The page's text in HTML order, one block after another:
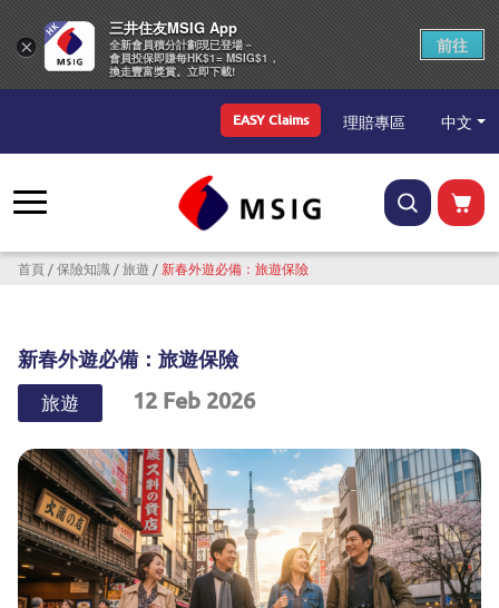
Top Menu
EASY Claims 理賠專區 中文
導航連結
首頁 保險知識 旅遊 新春外遊必備：旅遊保險
新春外遊必備：旅遊保險
旅遊 12 Feb 2026
×
三井住友MSIG App
全新會員積分計劃現已登場－
會員投保即賺每HK$1= MSIG$1，
換走豐富獎賞。立即下載!
前往